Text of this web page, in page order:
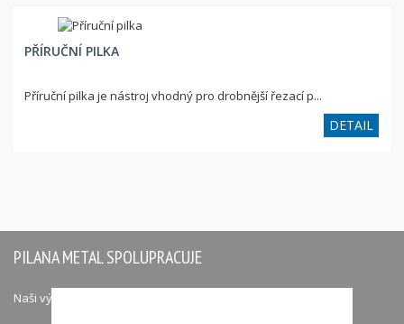
PŘÍRUČNÍ PILKA
Příruční pilka je nástroj vhodný pro drobnější řezací p...
DETAIL
PILANA METAL SPOLUPRACUJE
Naši významní partneři